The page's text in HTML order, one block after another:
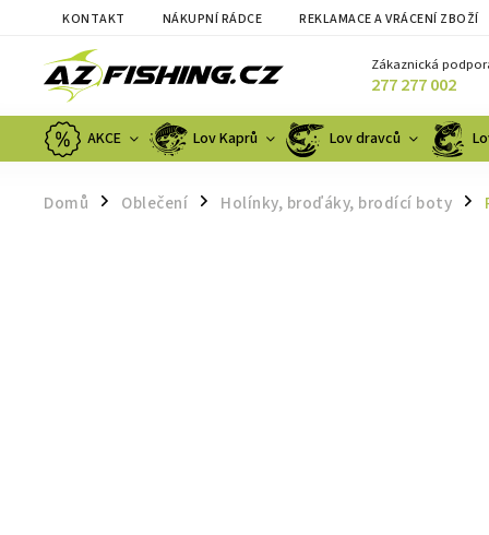
KONTAKT NÁKUPNÍ RÁDCE REKLAMACE A VRÁCENÍ ZBOŽÍ
Zákaznická
277 277 002
AKCE Lov Kaprů Lov dravců
Domů / Oblečení / Holínky, broďáky, brodící boty /